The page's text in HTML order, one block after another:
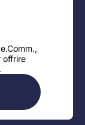
offrire